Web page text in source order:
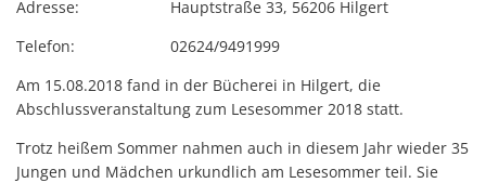
Adresse: Hauptstraße 33, 56206 Hilgert
Telefon: 02624/9491999
Am 15.08.2018 fand in der Bücherei in Hilgert, die
Abschlussveranstaltung zum Lesesommer 2018 statt.
Trotz heißem Sommer nahmen auch in diesem Jahr wieder 35
Jungen und Mädchen urkundlich am Lesesommer teil. Sie